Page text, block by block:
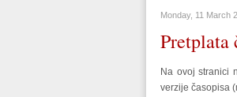
Monday, 11 March
Pretplata
Na ovoj stranici
verzije časopisa